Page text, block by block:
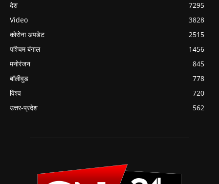
देश
7295
Video
3828
कोरोना अपडेट
2515
पश्चिम बंगाल
1456
मनोरंजन
845
बॉलीवुड
778
विश्व
720
उत्तर-प्रदेश
562